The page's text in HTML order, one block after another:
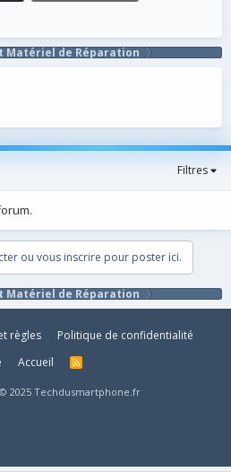
Matériel de Réparation
Filtres
ou vous inscrire pour poster ici.
Matériel de Réparation
règles
Politique de confidentialité
Accueil
R
2025 Techdusmartphone.fr